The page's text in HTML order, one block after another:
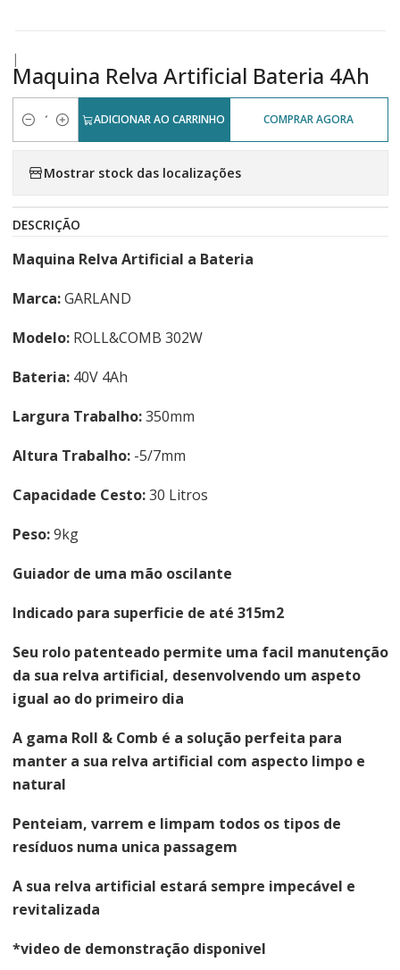
|
Maquina Relva Artificial Bateria 4Ah
Quantidade
ADICIONAR AO CARRINHO COMPRAR AGORA
Mostrar stock das localizações
DESCRIÇÃO
Maquina Relva Artificial a Bateria
Marca:GARLAND
Modelo:ROLL&COMB 302W
Bateria:40V 4Ah
Largura Trabalho:350mm
Altura Trabalho:-5/7mm
Capacidade Cesto:30 Litros
Peso:9kg
Guiador de uma mão oscilante
Indicado para superficie de até 315m2
Seu rolo patenteado permite uma facil manutenção
da sua relva artificial, desenvolvendo um aspeto
igual ao do primeiro dia
A gama Roll & Comb é a solução perfeita para
manter a sua relva artificial com aspecto limpo e
natural
Penteiam, varrem e limpam todos os tipos de
resíduos numa unica passagem
A sua relva artificial estará sempre impecável e
revitalizada
*video de demonstração disponivel